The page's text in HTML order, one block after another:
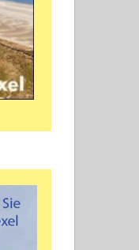
(Ecomare) entlässt den
</strong>